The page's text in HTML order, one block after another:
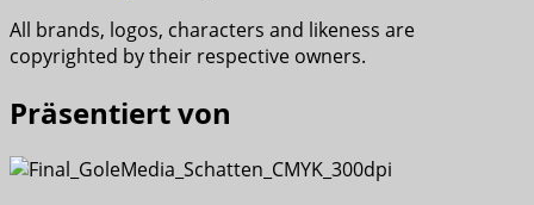
All brands, logos, characters and likeness are
copyrighted by their respective owners.
Präsentiert von